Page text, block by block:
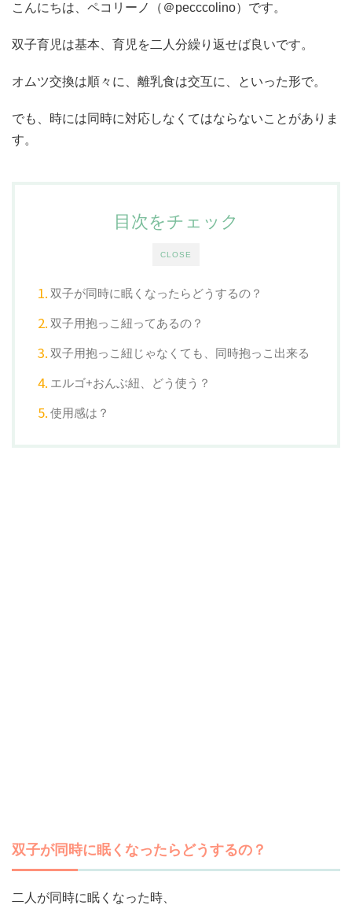
こんにちは、ペコリーノ（＠pecccolino）です。
双子育児は基本、育児を二人分繰り返せば良いです。
オムツ交換は順々に、離乳食は交互に、といった形で。
でも、時には同時に対応しなくてはならないことがありま
す。
CLOSE
目次をチェック
双子が同時に眠くなったらどうするの？
双子用抱っこ紐ってあるの？
双子用抱っこ紐じゃなくても、同時抱っこ出来る
エルゴ+おんぶ紐、どう使う？
使用感は？
双子が同時に眠くなったらどうするの？
二人が同時に眠くなった時、